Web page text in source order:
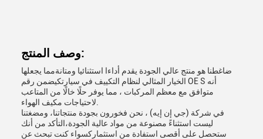
وصف المنتج:
ضاغطنا هو منتج عالي الجودة يقدم أداءا استثنائيا ومتانةمما يجعلها
الخيار المثالي لنظام التكييف في سيارتكيضمن رقم OE S أنه
متوافق مع معظم المركبات ، مما يوفر حلًا خالًا من المتاعب
في شركة (جي إن إيه) ، نحن فخورون بجودة منتجاتنا، ومضغتنا
ليست استثناءً مصنوعة من مواد عالية الجودة،التأكد من أنك
ستحصل على أقصى استفادة من استثماركسواء كنت تبحث عن